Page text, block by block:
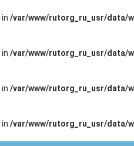
/var/www/rutorg_ru_usr/data/
/var/www/rutorg_ru_usr/data/
/var/www/rutorg_ru_usr/data/
/var/www/rutorg_ru_usr/data/